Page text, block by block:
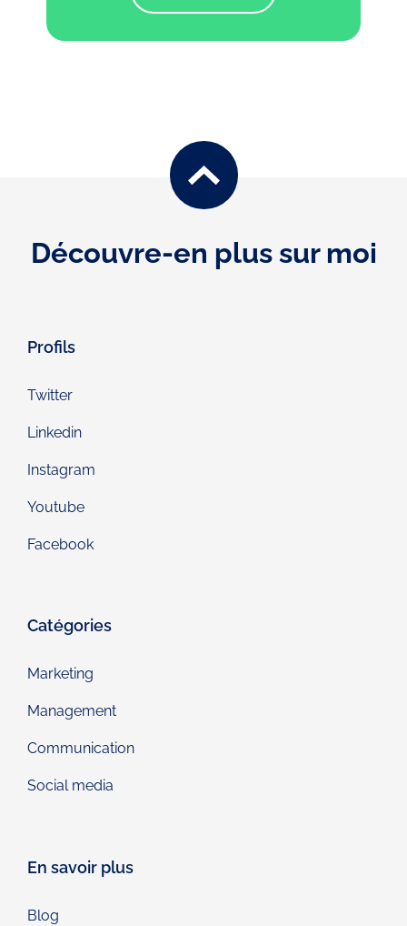
Découvre-en plus sur moi
Profils
Twitter
Linkedin
Instagram
Youtube
Facebook
Catégories
Marketing
Management
Communication
Social media
En savoir plus
Blog